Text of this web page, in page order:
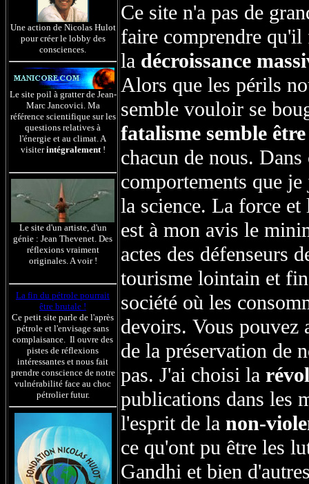
Une action de Nicolas Hulot
pour créer le lobby des
consciences.
Le site poil à gratter de Jean-
Marc Jancovici. Ma
référence scientifique sur les
questions relatives à
l'énergie et au climat. A
visiterintégralement!
Le site d'un artiste, d'un
génie : Jean Thevenet. Des
réflexions vraiment
originales. A voir !
La fin du pétrole pourrait
être brutale !
Ce petit site parle de l'après
pétrole et l'envisage sans
complaisance. Il ouvre des
pistes de réflexions
intéressantes et nous fait
prendre conscience de notre
vulnérabilité face au choc
pétrolier futur.
Ce site n'a pas de
faire comprendre qu'il
la décroissance
Alors que les périls
semble vouloir se
fatalisme semble
chacun de nous.
comportements que
la science. La force
est à mon avis le
actes des défenseurs
tourisme lointain et
société où les
devoirs. Vous pouvez
de la préservation de
pas. J'ai choisi la
publications dans les
l'esprit de la non-
ce qu'ont pu être les
Gandhi et bien